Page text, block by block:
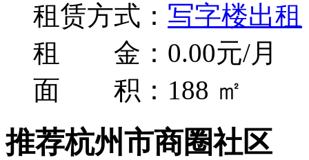
租赁方式： 写字楼出租
租 金：0.00元/月
面 积：188 ㎡
推荐杭州市商圈社区